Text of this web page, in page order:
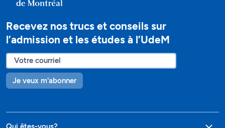
Recevez nos trucs et conseils sur
l’admission et les études à l’UdeM
Je veux m'abonner